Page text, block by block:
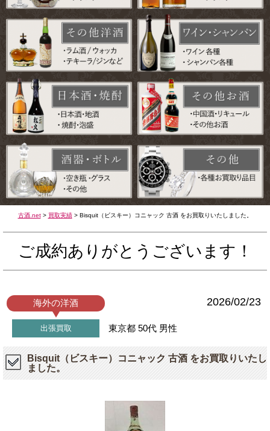
古酒.net> 買取実績> Bisquit（ビスキー）コニャック 古酒 をお買取りいたしました。
ご成約ありがとうございます！
海外の洋酒 2026/02/23
出張買取 東京都 50代 男性
Bisquit（ビスキー）コニャック 古酒 をお買取りいたし
ました。